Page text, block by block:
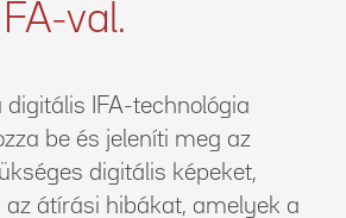
val.
digitális IFA-technológia
be és jeleníti meg az
digitális képeket,
az átírási hibákat, amelyek a